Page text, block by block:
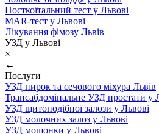
Посткоїтальний тест у Львові
MAR-тест у Львові
Лікування фімозу Львів
УЗД у Львові
×
←
Послуги
УЗД нирок та сечового міхура Львів
Трансабдомінальне УЗД простати у
УЗД щитоподібної залози у Львові
УЗД молочних залоз у Львові
УЗД мошонки у Львові